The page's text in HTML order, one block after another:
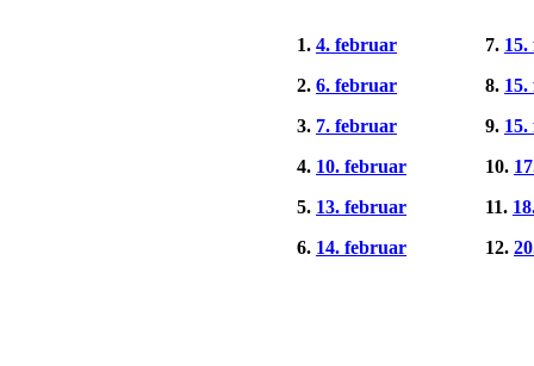
1. 4. februar 7.
2. 6. februar 8.
3. 7. februar 9.
4. 10. februar 10.
5. 13. februar 11.
6. 14. februar 12.